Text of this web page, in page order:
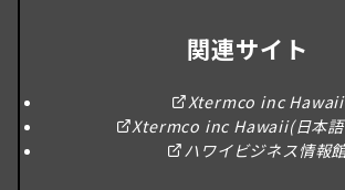
関連サイト
Xtermco inc Hawaii
Xtermco inc Hawaii(日本語
ハワイビジネス情報